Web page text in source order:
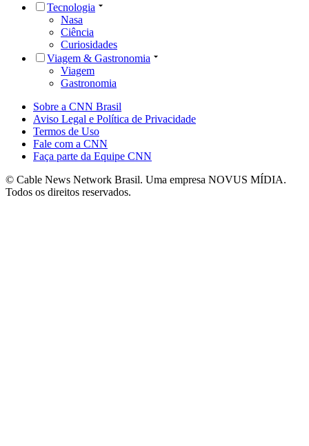
Tecnologia
Nasa
Ciência
Curiosidades
Viagem & Gastronomia
Viagem
Gastronomia
Sobre a CNN Brasil
Aviso Legal e Política de Privacidade
Termos de Uso
Fale com a CNN
Faça parte da Equipe CNN
© Cable News Network Brasil. Uma empresa NOVUS MÍDIA.
Todos os direitos reservados.